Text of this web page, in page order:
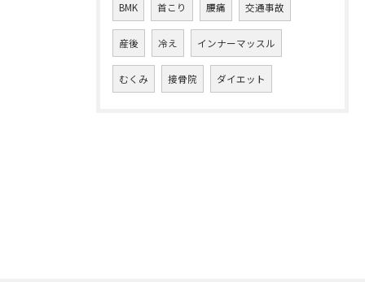
BMK 首こり 腰痛 交通事故
産後 冷え インナーマッスル
むくみ 接骨院 ダイエット